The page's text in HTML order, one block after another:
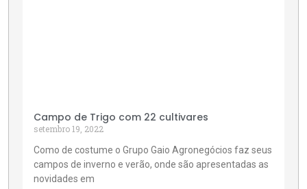
Campo de Trigo com 22 cultivares
setembro 19, 2022
Como de costume o Grupo Gaio Agronegócios faz seus
campos de inverno e verão, onde são apresentadas as
novidades em